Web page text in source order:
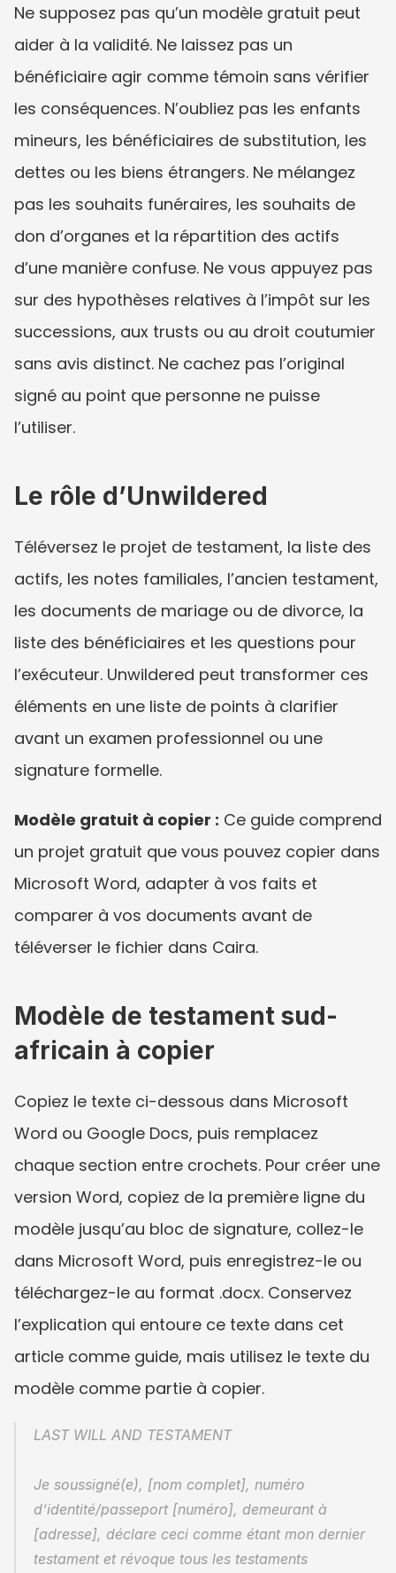
Ne supposez pas qu’un modèle gratuit peut
aider à la validité. Ne laissez pas un
bénéficiaire agir comme témoin sans vérifier
les conséquences. N’oubliez pas les enfants
mineurs, les bénéficiaires de substitution, les
dettes ou les biens étrangers. Ne mélangez
pas les souhaits funéraires, les souhaits de
don d’organes et la répartition des actifs
d’une manière confuse. Ne vous appuyez pas
sur des hypothèses relatives à l’impôt sur les
successions, aux trusts ou au droit coutumier
sans avis distinct. Ne cachez pas l’original
signé au point que personne ne puisse
l’utiliser.
Le rôle d’Unwildered
Téléversez le projet de testament, la liste des
actifs, les notes familiales, l’ancien testament,
les documents de mariage ou de divorce, la
liste des bénéficiaires et les questions pour
l’exécuteur. Unwildered peut transformer ces
éléments en une liste de points à clarifier
avant un examen professionnel ou une
signature formelle.
Modèle gratuit à copier : Ce guide comprend
un projet gratuit que vous pouvez copier dans
Microsoft Word, adapter à vos faits et
comparer à vos documents avant de
téléverser le fichier dans Caira.
Modèle de testament sud-
africain à copier
Copiez le texte ci-dessous dans Microsoft
Word ou Google Docs, puis remplacez
chaque section entre crochets. Pour créer une
version Word, copiez de la première ligne du
modèle jusqu’au bloc de signature, collez-le
dans Microsoft Word, puis enregistrez-le ou
téléchargez-le au format .docx. Conservez
l’explication qui entoure ce texte dans cet
article comme guide, mais utilisez le texte du
modèle comme partie à copier.
LAST WILL AND TESTAMENT
Je soussigné(e), [nom complet], numéro
d’identité/passeport [numéro], demeurant à
[adresse], déclare ceci comme étant mon dernier
testament et révoque tous les testaments